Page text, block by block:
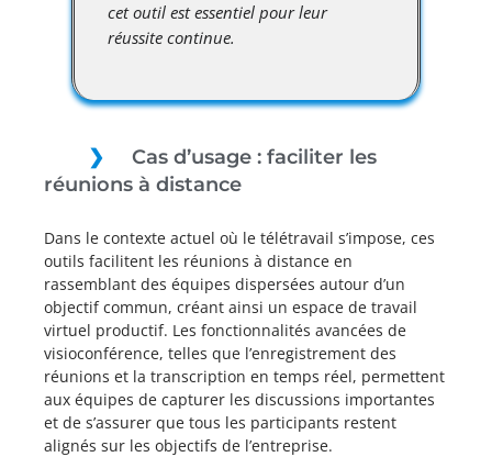
cet outil est essentiel pour leur
réussite continue.
Cas d’usage : faciliter les
réunions à distance
Dans le contexte actuel où le télétravail s’impose, ces
outils facilitent les réunions à distance en
rassemblant des équipes dispersées autour d’un
objectif commun, créant ainsi un espace de travail
virtuel productif. Les fonctionnalités avancées de
visioconférence, telles que l’enregistrement des
réunions et la transcription en temps réel, permettent
aux équipes de capturer les discussions importantes
et de s’assurer que tous les participants restent
alignés sur les objectifs de l’entreprise.